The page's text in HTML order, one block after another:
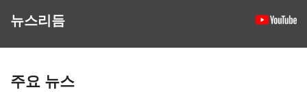
뉴스리듬
주요 뉴스